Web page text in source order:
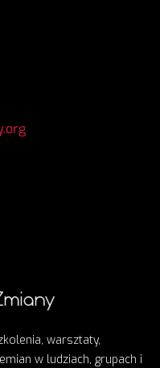
warsztaty,
w ludziach, grupach i